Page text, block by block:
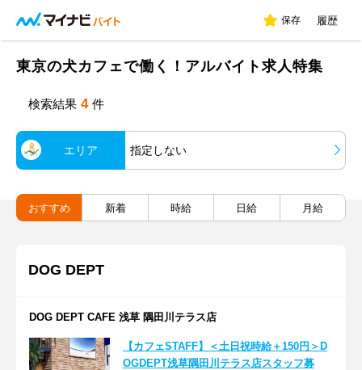
保存 履歴
東京の犬カフェで働く！アルバイト求人特集
検索結果 4 件
エリア 指定しない
おすすめ 新着 時給 日給 月給
DOG DEPT
DOG DEPT CAFE 浅草 隅田川テラス店
【カフェSTAFF】＜土日祝時給＋150円＞D
OGDEPT浅草隅田川テラス店スタッフ募